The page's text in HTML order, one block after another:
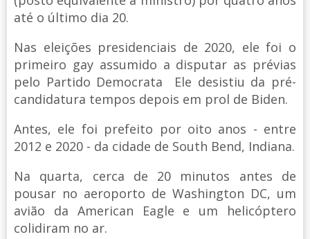
até o último dia 20.
Nas eleições presidenciais de 2020, ele foi o
primeiro gay assumido a disputar as prévias
pelo Partido Democrata Ele desistiu da pré-
candidatura tempos depois em prol de Biden.
Antes, ele foi prefeito por oito anos - entre
2012 e 2020 - da cidade de South Bend, Indiana.
Na quarta, cerca de 20 minutos antes de
pousar no aeroporto de Washington DC, um
avião da American Eagle e um helicóptero
colidiram no ar.